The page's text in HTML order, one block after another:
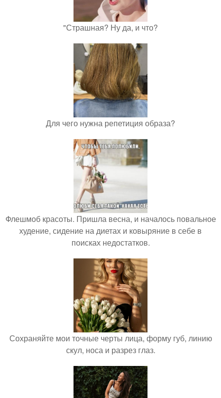
"Страшная? Ну да, и что?
Для чего нужна репетиция образа?
Флешмоб красоты. Пришла весна, и началось повальное
худение, сидение на диетах и ковыряние в себе в
поисках недостатков.
Сохраняйте мои точные черты лица, форму губ, линию
скул, носа и разрез глаз.